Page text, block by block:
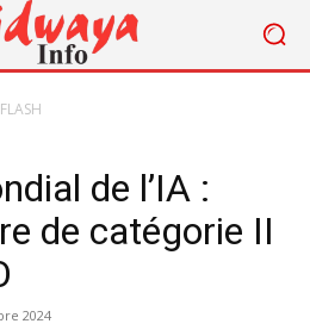
FLASH
de l’IA :
de catégorie II
2024